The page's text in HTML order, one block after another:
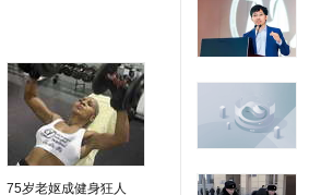
75岁老妪成健身狂人